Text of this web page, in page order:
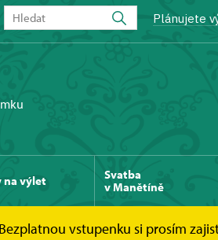
Plánujete
na výlet
Svatba
v Manětíně
vstupenku si prosím